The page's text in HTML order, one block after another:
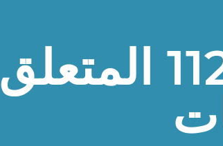
القانون رقم 12. 112 المتعلق